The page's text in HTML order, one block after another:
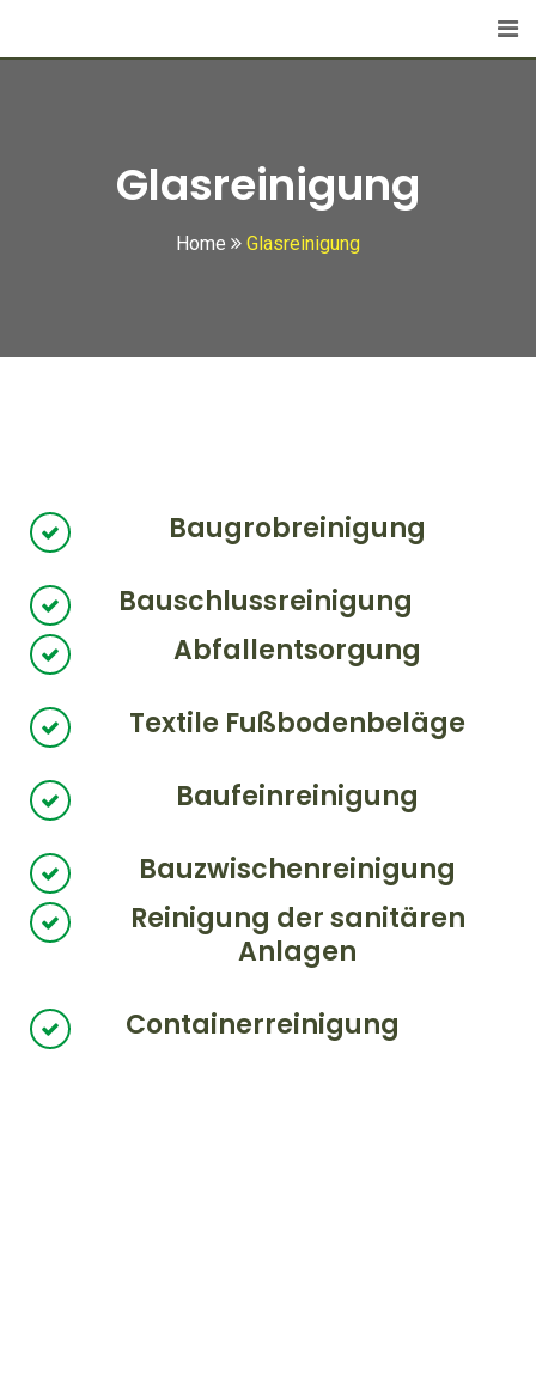
Glasreinigung
Home Glasreinigung
Baugrobreinigung
Bauschlussreinigung
Abfallentsorgung
Textile Fußbodenbeläge
Baufeinreinigung
Bauzwischenreinigung
Reinigung der sanitären
Anlagen
Containerreinigung